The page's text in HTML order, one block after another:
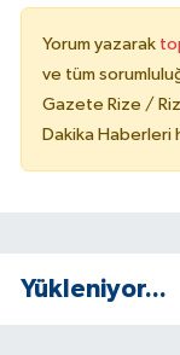
Yorum yazarak
ve tüm
Gazete Rize /
Dakika Haberleri
Yükleniyor...